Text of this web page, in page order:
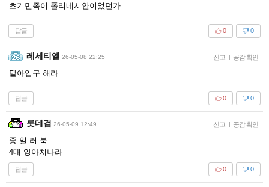
초기민족이 폴리네시안이었던가
답글 0
0
레세티엘 26-05-08 22:25 신고 | 공감 확인
탈아입구 해라
답글 0
0
롯데검 26-05-09 12:49 신고 | 공감 확인
중 일 러 북
4대 양아치나라
답글 0
0